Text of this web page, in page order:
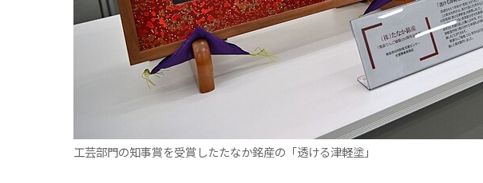
工芸部門の知事賞を受賞したたなか銘産の「透ける津軽塗」